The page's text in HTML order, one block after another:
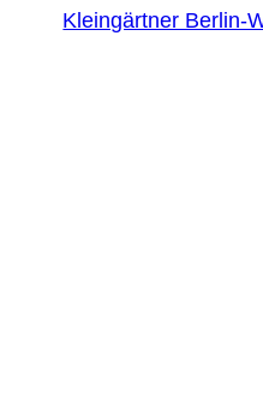
Kleingärtner Berlin-